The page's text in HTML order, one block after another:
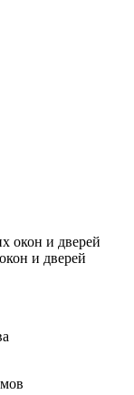
и дверей